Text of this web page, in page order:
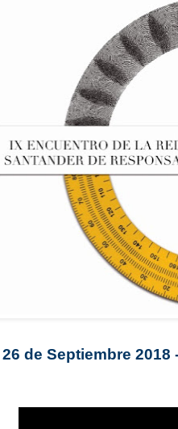
de Septiembre 2018